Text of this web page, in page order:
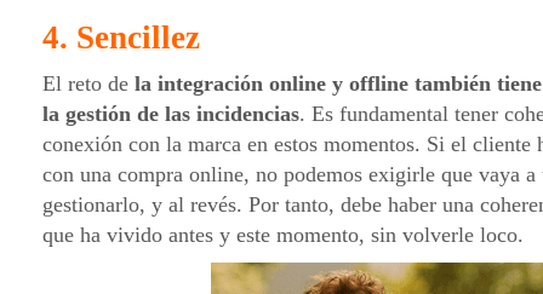
4. Sencillez
El reto de la integración online y offline también
la gestión de las incidencias. Es fundamental tener
conexión con la marca en estos momentos. Si el cliente
con una compra online, no podemos exigirle que vaya
gestionarlo, y al revés. Por tanto, debe haber una
que ha vivido antes y este momento, sin volverle loco.